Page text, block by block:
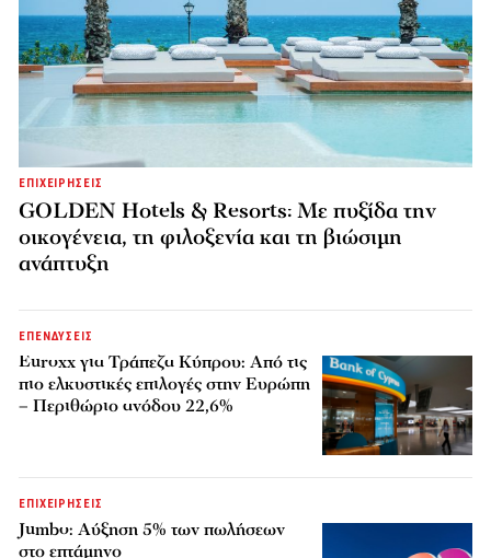
ΕΠΙΧΕΙΡΗΣΕΙΣ
GOLDEN Hotels & Resorts: Με πυξίδα την
οικογένεια, τη φιλοξενία και τη βιώσιμη
ανάπτυξη
ΕΠΕΝΔΥΣΕΙΣ
Euroxx για Τράπεζα Κύπρου: Από τις
πιο ελκυστικές επιλογές στην Ευρώπη
– Περιθώριο ανόδου 22,6%
ΕΠΙΧΕΙΡΗΣΕΙΣ
Jumbo: Αύξηση 5% των πωλήσεων
στο επτάμηνο